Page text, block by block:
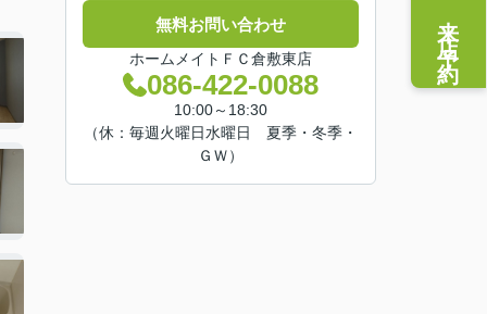
無料お問い合わせ
ホームメイトＦＣ倉敷東店
086-422-0088
10:00～18:30
（休：毎週火曜日水曜日 夏季・冬季・
ＧＷ）
来店予約